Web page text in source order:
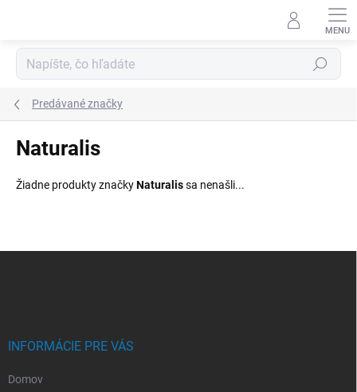
Hľadať
Predávané značky
Naturalis
Žiadne produkty značkyNaturalissa nenašli...
INFORMÁCIE PRE VÁS
Domov